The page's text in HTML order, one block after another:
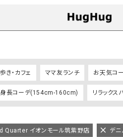
他のパンツ ロ
ット す
デニムパンツ
ジャケット
その他アウター
き・カフェ ママ友ランチ お天気コ
長コーデ(154cm-160cm) リラックス
Quarter イオンモール筑紫野店 デニ